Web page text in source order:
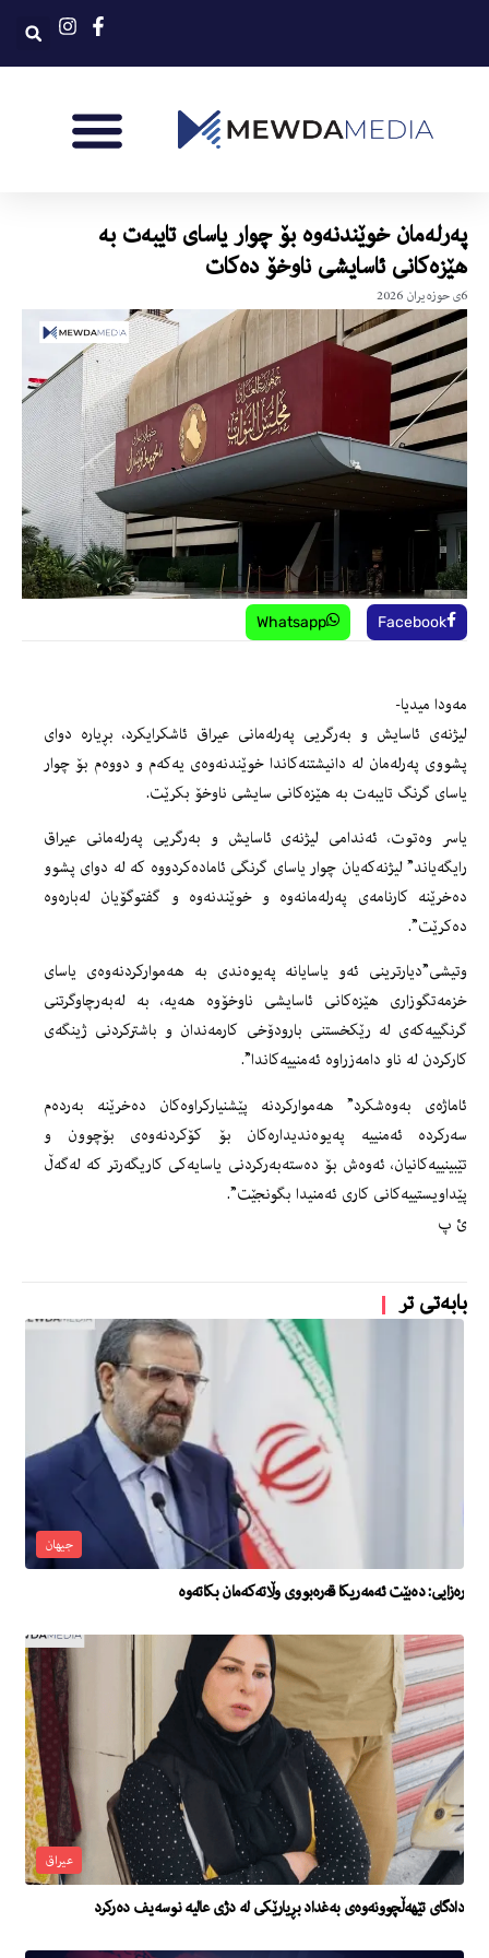
پەرلەمان خوێندنەوە بۆ چوار یاسای تایبەت بە
هێزەكانی ئاسایشی ناوخۆ دەكات
6ی حوزه‌یران 2026
Facebook
Whatsapp
مەودا میدیا-
لیژنەی ئاسایش و بەرگریی پەرلەمانی عیراق ئاشكرایكرد، بڕیارە دوای
پشووی پەرلەمان لە دانیشتنەكاندا خوێندنەوەی یەكەم و دووەم بۆ چوار
یاسای گرنگ تایبەت بە هێزەكانی سایشی ناوخۆ بكرێت.
یاسر وەتوت، ئەندامی لیژنەی ئاسایش و بەرگریی پەرلەمانی عیراق
رایگەیاند” لیژنەكەیان چوار یاسای گرنگی ئامادەكردووە كە لە دوای پشوو
دەخرێنە كارنامەی پەرلەمانەوە و خوێندنەوە و گفتوگۆیان لەبارەوە
دەكرێت”.
وتیشی”دیارترینی ئەو یاسایانە پەیوەندی بە هەمواركردنەوەی یاسای
خزمەتگوزاری هێزەكانی ئاسایشی ناوخۆوە هەیە، بە لەبەرچاوگرتنی
گرنگییەكەی لە رێكخستنی بارودۆخی كارمەندان و باشتركردنی ژینگەی
كاركردن لە ناو دامەزراوە ئەمنییەكاندا”.
ئاماژەی بەوەشكرد” هەمواركردنە پێشنیاركراوەكان دەخرێنە بەردەم
سەركردە ئەمنییە پەیوەندیدارەكان بۆ كۆكردنەوەی بۆچوون و
تێبینییەكانیان، ئەوەش بۆ دەستەبەركردنی یاسایەكی كاریگەرتر كە لەگەڵ
پێداویستییەكانی كاری ئەمنیدا بگونجێت”.
ئ پ
بابەتی تر
جیهان
رەزایی: دەبێت ئەمەریکا قەرەبووی وڵاتەکەمان بکاتەوە
عیراق
دادگای تێهەڵچوونەوەی بەغداد بڕیارێكی لە دژی عالیە نوسەیف دەركرد